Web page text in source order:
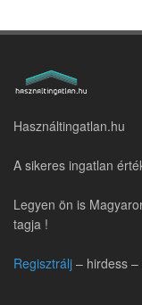
Használtingatlan.hu
A sikeres ingatlan
Legyen ön is
tagja !
Regisztrálj – hirdess